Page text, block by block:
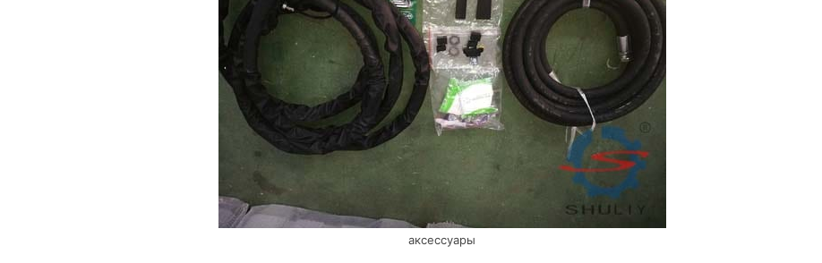
аксессуары